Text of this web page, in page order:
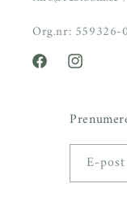
Org.nr: 559326-
FacebookInstagram
E-post